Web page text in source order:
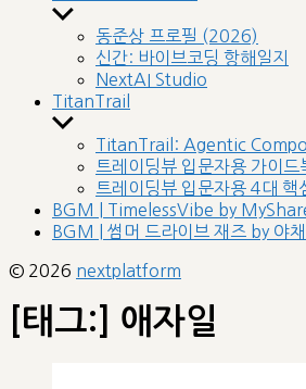
Show
sub
menu
동준상 프로필 (2026)
신간: 바이브코딩 항해일지
NextAI Studio
TitanTrail
Show
sub
menu
TitanTrail: Agentic
트레이딩뷰 입문자용 가이드
트레이딩뷰 입문자용 4대 핵
BGM | TimelessVibe by
BGM | 썸머 드라이브 재즈 by 야
© 2026 nextplatform
[태그:] 애자일